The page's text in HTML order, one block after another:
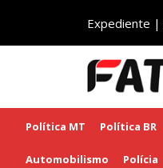
Expediente |
Política MT Política BR
Automobilismo Polícia